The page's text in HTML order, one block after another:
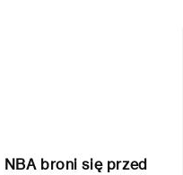
NBA broni się przed